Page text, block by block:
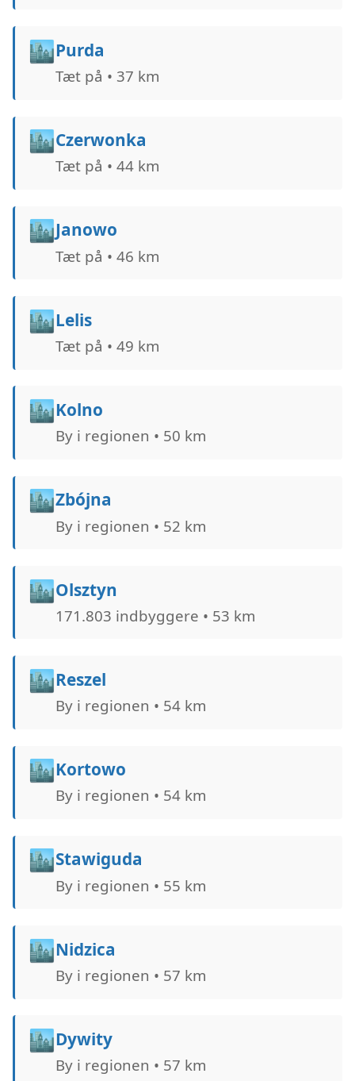
🏙️Purda
Tæt på • 37 km
🏙️Czerwonka
Tæt på • 44 km
🏙️Janowo
Tæt på • 46 km
🏙️Lelis
Tæt på • 49 km
🏙️Kolno
By i regionen • 50 km
🏙️Zbójna
By i regionen • 52 km
🏙️Olsztyn
171.803 indbyggere • 53 km
🏙️Reszel
By i regionen • 54 km
🏙️Kortowo
By i regionen • 54 km
🏙️Stawiguda
By i regionen • 55 km
🏙️Nidzica
By i regionen • 57 km
🏙️Dywity
By i regionen • 57 km